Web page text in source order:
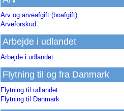
Arv og arveafgift (boafgift)
Arveforskud
Arbejde i udlandet
Arbejde i udlandet
Flytning til og fra Danmark
Flytning til udlandet
Flytning til Danmark